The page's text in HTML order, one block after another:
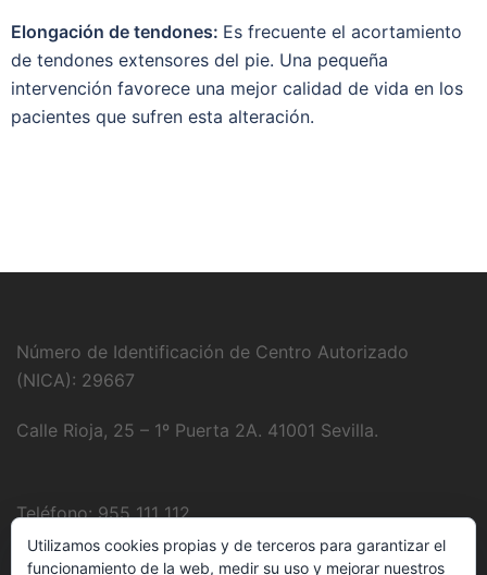
Elongación de tendones: Es frecuente el acortamiento
de tendones extensores del pie. Una pequeña
intervención favorece una mejor calidad de vida en los
pacientes que sufren esta alteración.
Número de Identificación de Centro Autorizado
(NICA): 29667
Calle Rioja, 25 – 1º Puerta 2A. 41001 Sevilla.
Teléfono: 955 111 112
Fotografía:Juanjo Domínguez
Utilizamos cookies propias y de terceros para garantizar el
funcionamiento de la web, medir su uso y mejorar nuestros